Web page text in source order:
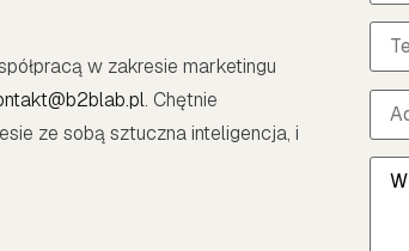
w zakresie marketingu
. Chętnie
ze sobą sztuczna inteligencja, i